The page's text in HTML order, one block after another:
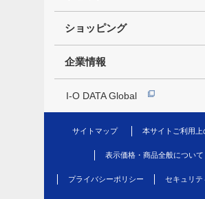
ショッピング
企業情報
I-O DATA Global
サイトマップ 本サイトご利用上
表示価格・商品全般について
プライバシーポリシー セキュリテ